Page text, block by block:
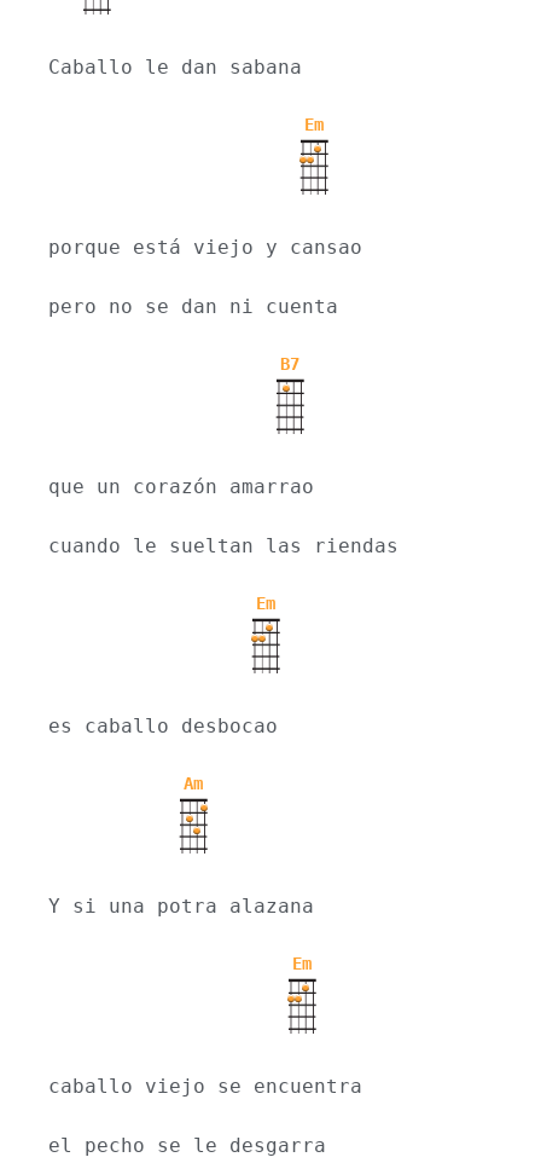
Caballo le dan sabana
Em
porque está viejo y cansao
pero no se dan ni cuenta
B7
que un corazón amarrao
cuando le sueltan las riendas
Em
es caballo desbocao
Am
Y si una potra alazana
Em
caballo viejo se encuentra
el pecho se le desgarra